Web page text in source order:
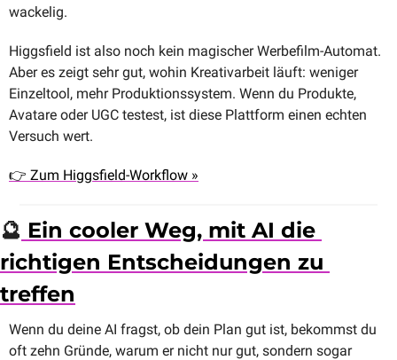
wackelig.
Higgsfield ist also noch kein magischer Werbefilm-Automat.
Aber es zeigt sehr gut, wohin Kreativarbeit läuft: weniger
Einzeltool, mehr Produktionssystem. Wenn du Produkte,
Avatare oder UGC testest, ist diese Plattform einen echten
Versuch wert.
👉 Zum Higgsfield-Workflow »
🔮 Ein cooler Weg, mit AI die
richtigen Entscheidungen zu
treffen
Wenn du deine AI fragst, ob dein Plan gut ist, bekommst du
oft zehn Gründe, warum er nicht nur gut, sondern sogar